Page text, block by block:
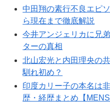
中田翔の素行不良エピ
ら現在まで徹底解説
今井アンジェリカに兄
ターの真相
北山宏光と内田理央の
馴れ初め？
印度カリー子の本名は
歴・経歴まとめ【